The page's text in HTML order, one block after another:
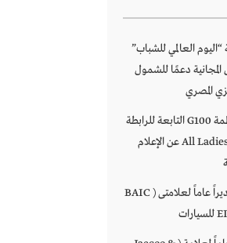
العالمي للشباب”
دعمًا للشمول
المصري
چرمين عامر تنضم إلى منظمة G100 التابعة للرابطة
النسائية العالمية All Ladies League عن الإعلام
تعيين “تيمور إسماعيل” مديراً عاماً لعلامتى ( BAIC